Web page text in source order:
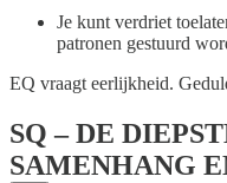
Je kunt verdriet
patronen gestuurd
EQ vraagt eerlijkheid.
SQ – DE
SAMENHANG